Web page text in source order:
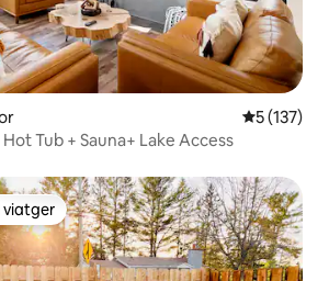
5 de
5 (137)
Hot Tub + Sauna+ Lake Access
viatger
viatger